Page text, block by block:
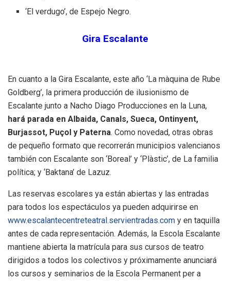
‘El verdugo’, de Espejo Negro.
Gira Escalante
En cuanto a la Gira Escalante, este año ‘La màquina de Rube
Goldberg’, la primera producción de ilusionismo de
Escalante junto a Nacho Diago Producciones en la Luna,
hará parada en Albaida, Canals, Sueca, Ontinyent,
Burjassot, Puçol y Paterna. Como novedad, otras obras
de pequeño formato que recorrerán municipios valencianos
también con Escalante son ‘Boreal’ y ‘Plàstic’, de La familia
política; y ‘Baktana’ de Lazuz.
Las reservas escolares ya están abiertas y las entradas
para todos los espectáculos ya pueden adquirirse en
www.escalantecentreteatral.servientradas.com y en taquilla
antes de cada representación. Además, la Escola Escalante
mantiene abierta la matrícula para sus cursos de teatro
dirigidos a todos los colectivos y próximamente anunciará
los cursos y seminarios de la Escola Permanent per a